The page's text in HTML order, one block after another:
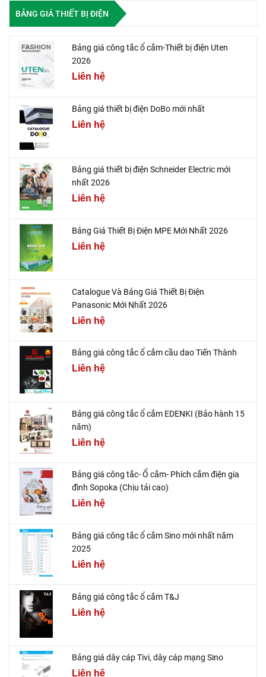
BẢNG GIÁ THIẾT BỊ ĐIỆN
Bảng giá công tắc ổ cắm-Thiết bị điện Uten
2026
Liên hệ
Bảng giá thiết bị điện DoBo mới nhất
Liên hệ
Bảng giá thiết bị điện Schneider Electric mới
nhất 2026
Liên hệ
Bảng Giá Thiết Bị Điện MPE Mới Nhất 2026
Liên hệ
Catalogue Và Bảng Giá Thiết Bị Điện
Panasonic Mới Nhất 2026
Liên hệ
Bảng giá công tắc ổ cắm cầu dao Tiến Thành
Liên hệ
Bảng giá công tắc ổ cắm EDENKI (Bảo hành 15
năm)
Liên hệ
Bảng giá công tắc- Ổ cắm- Phích cắm điện gia
đình Sopoka (Chịu tải cao)
Liên hệ
Bảng giá công tắc ổ cắm Sino mới nhất năm
2025
Liên hệ
Bảng giá công tắc ổ cắm T&J
Liên hệ
Bảng giá dây cáp Tivi, dây cáp mạng Sino
Liên hệ